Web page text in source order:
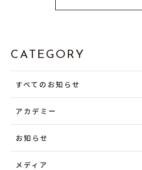
CATEGORY
すべてのお知らせ
アカデミー
お知らせ
メディア